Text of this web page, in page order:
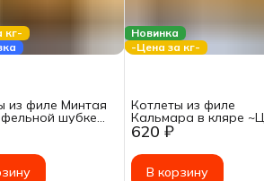
кг-
из филе Минтая
шубке
1кг
Новинка
-Цена за кг-
620 ₽
Котлеты из филе
Кальмара в кляре
за: 1кг
В корзину